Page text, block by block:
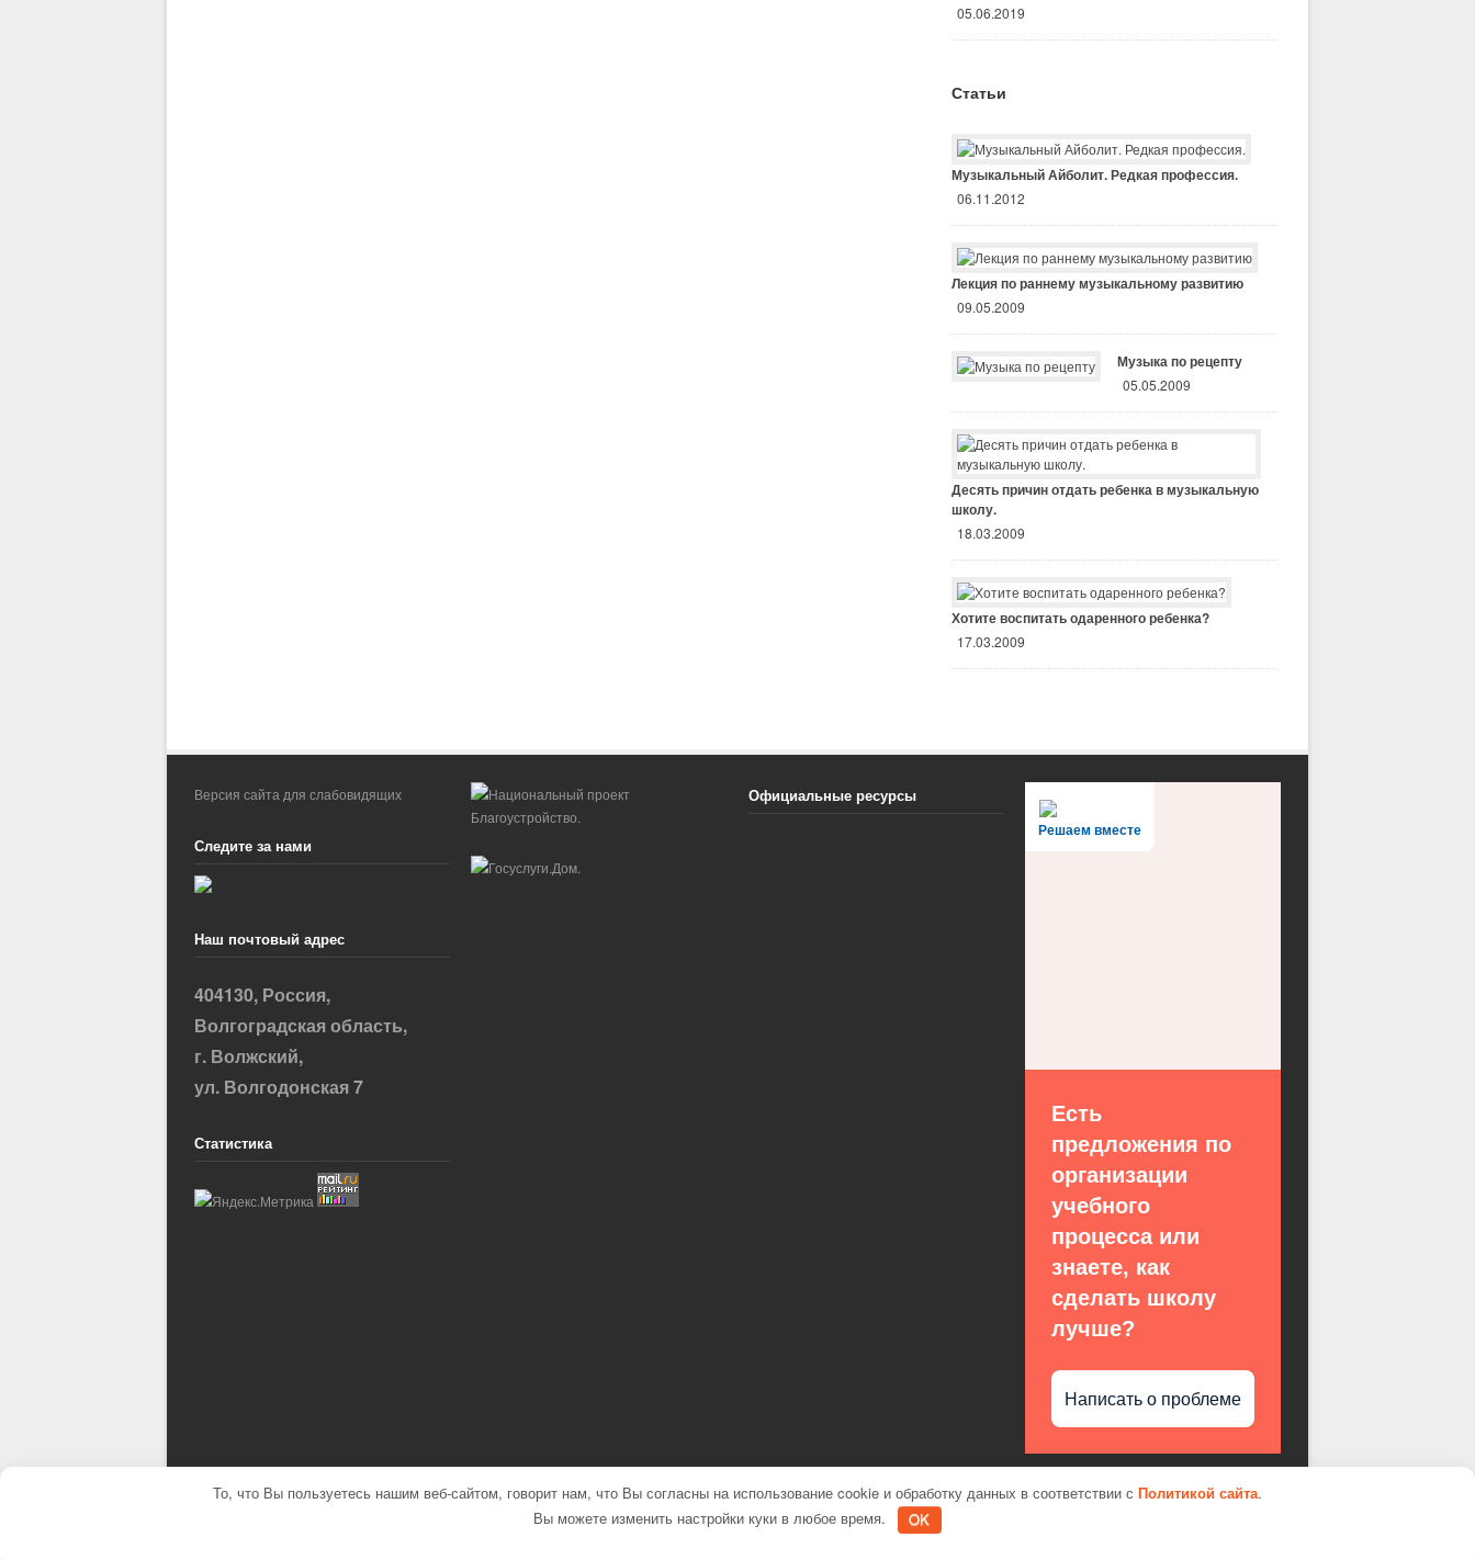
05.06.2019
Статьи
Музыкальный Айболит. Редкая профессия.
06.11.2012
Лекция по раннему музыкальному развитию
09.05.2009
Музыка по рецепту
05.05.2009
Десять причин отдать ребенка в музыкальную
школу.
18.03.2009
Хотите воспитать одаренного ребенка?
17.03.2009
Версия сайта для слабовидящих
Следите за нами
Наш почтовый адрес
404130, Россия,
Волгоградская область,
г. Волжский,
ул. Волгодонская 7
Статистика
Официальные ресурсы
Решаем вместе
Есть
предложения по
организации
учебного
процесса или
знаете, как
сделать школу
лучше?
Написать о проблеме
© Детская музыкальная школа №2 города Волжского // Powered byWordPress// Theme byWPExplorer// Custom byKRVTS.ru
То, что Вы пользуетесь нашим веб-сайтом, говорит нам, что Вы согласны на использование cookie и обработку данных в соответствии с Политикой сайта.
Вы можете изменить настройки куки в любое время.
OK